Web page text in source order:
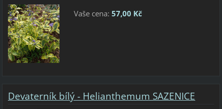
Vaše cena: 57,00 Kč
Devaterník bílý - Helianthemum SAZENICE